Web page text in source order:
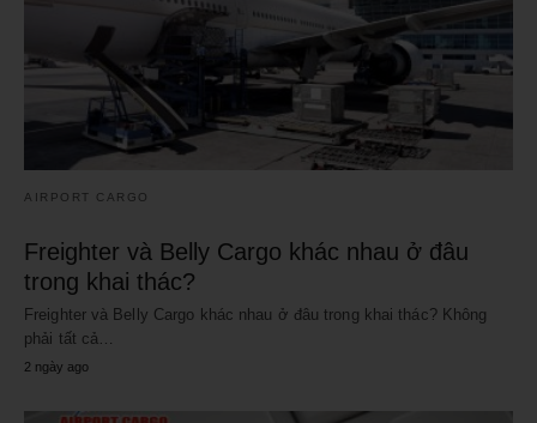
AIRPORT CARGO
Freighter và Belly Cargo khác nhau ở đâu
trong khai thác?
Freighter và Belly Cargo khác nhau ở đâu trong khai thác? Không
phải tất cả…
2 ngày ago